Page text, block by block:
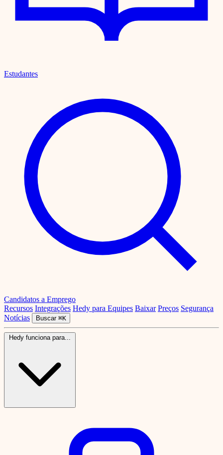
Estudantes
Candidatos a Emprego
Recursos Integrações Hedy para Equipes Baixar Preços Segurança
Notícias
Buscar ⌘K
Hedy funciona para...